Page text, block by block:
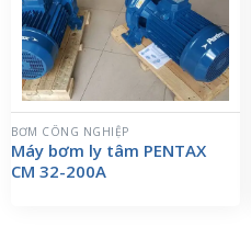
BƠM CÔNG NGHIỆP
Máy bơm ly tâm PENTAX
CM 32-200A